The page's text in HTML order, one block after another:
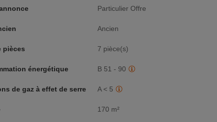
Particulier Offre
Ancien
pièces 7 pièce(s)
énergétique B 51 - 90
de gaz à effet de serre A < 5
170 m²